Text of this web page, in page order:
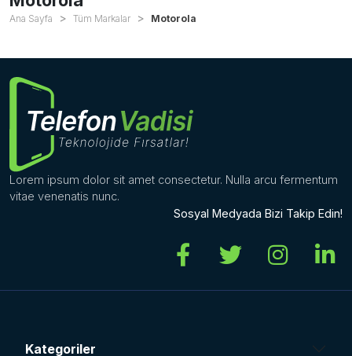
Ana Sayfa Tüm Markalar Motorola
Lorem ipsum dolor sit amet consectetur. Nulla arcu fermentum
vitae venenatis nunc.
Sosyal Medyada Bizi Takip Edin!
Kategoriler